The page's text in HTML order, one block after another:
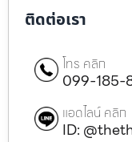
ติดต่อเรา
โทร คลิก
099-185-
แอดไลน์ คลิก
ID: